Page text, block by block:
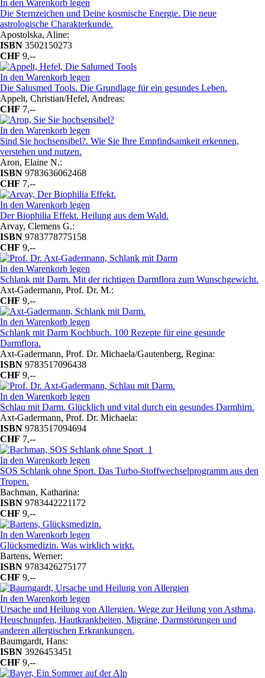
In den Warenkorb legen
Die Sternzeichen und Deine kosmische Energie. Die neue
astrologische Charakterkunde.
Apostolska, Aline:
ISBN 3502150273
CHF 9,--
In den Warenkorb legen
Die Salusmed Tools. Die Grundlage für ein gesundes Leben.
Appelt, Christian/Hefel, Andreas:
CHF 7,--
In den Warenkorb legen
Sind Sie hochsensibel?. Wie Sie Ihre Empfindsamkeit erkennen,
verstehen und nutzen.
Aron, Elaine N.:
ISBN 9783636062468
CHF 7,--
In den Warenkorb legen
Der Biophilia Effekt. Heilung aus dem Wald.
Arvay, Clemens G.:
ISBN 9783778775158
CHF 9,--
In den Warenkorb legen
Schlank mit Darm. Mit der richtigen Darmflora zum Wunschgewicht.
Axt-Gadermann, Prof. Dr. M.:
CHF 9,--
In den Warenkorb legen
Schlank mit Darm Kochbuch. 100 Rezepte für eine gesunde
Darmflora.
Axt-Gadermann, Prof. Dr. Michaela/Gautenberg, Regina:
ISBN 9783517096438
CHF 9,--
In den Warenkorb legen
Schlau mit Darm. Glücklich und vital durch ein gesundes Darmhirn.
Axt-Gadermann, Prof. Dr. Michaela:
ISBN 9783517094694
CHF 7,--
In den Warenkorb legen
SOS Schlank ohne Sport. Das Turbo-Stoffwechselprogramm aus den
Tropen.
Bachman, Katharina:
ISBN 9783442221172
CHF 9,--
In den Warenkorb legen
Glücksmedizin. Was wirklich wirkt.
Bartens, Werner:
ISBN 9783426275177
CHF 9,--
In den Warenkorb legen
Ursache und Heilung von Allergien. Wege zur Heilung von Asthma,
Heuschnupfen, Hautkrankheiten, Migräne, Darmstörungen und
anderen allergischen Erkrankungen.
Baumgardt, Hans:
ISBN 3926453451
CHF 9,--